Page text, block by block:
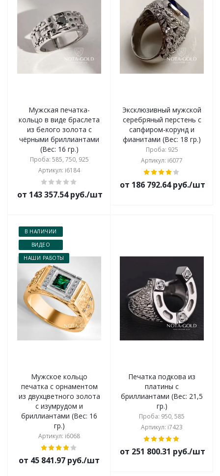
Мужская печатка-
кольцо в виде браслета
из белого золота с
чёрными бриллиантами
(Вес: 16 гр.)
Проба: 585, 750, 925
Артикул: i6184
от 143 357.54 руб./шт
Эксклюзивный мужской
серебряный перстень с
сапфиром-корунд и
фианитами (Вес: 18 гр.)
Проба: 925
Артикул: i6077
от 186 792.64 руб./шт
В НАЛИЧИИ
ВИДЕО
НАШИ РАБОТЫ
Мужское кольцо
печатка с орнаментом
из двухцветного золота
с изумрудом и
бриллиантами (Вес: 16
гр.)
Артикул: i6068
от 45 841.97 руб./шт
Печатка подкова из
платины с
бриллиантами (Вес: 21,5
гр.)
Проба: 950, 585
Артикул: i7423
от 251 800.31 руб./шт